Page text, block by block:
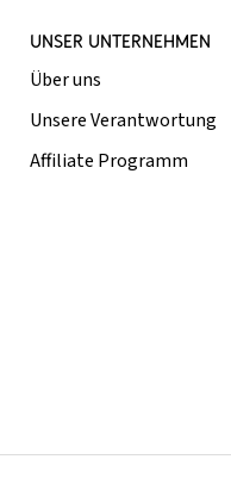
UNSER UNTERNEHMEN
Über uns
Unsere Verantwortung
Affiliate Programm